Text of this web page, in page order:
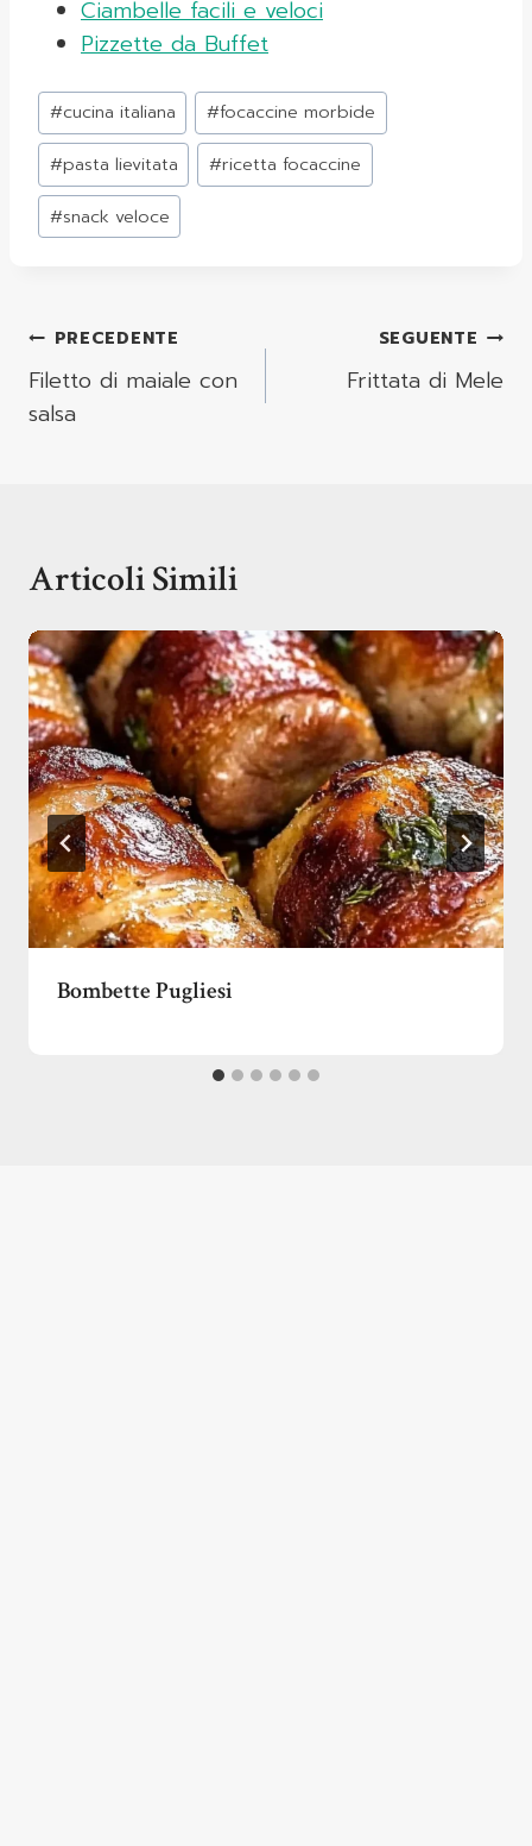
Ciambelle facili e veloci
Pizzette da Buffet
Tag
articolo:
#cucina italiana #focaccine morbide
#pasta lievitata #ricetta focaccine
#snack veloce
Navigazione
Articoli
PRECEDENTE
Filetto di maiale con
salsa
SEGUENTE
Frittata di Mele
Articoli Simili
Bombette Pugliesi